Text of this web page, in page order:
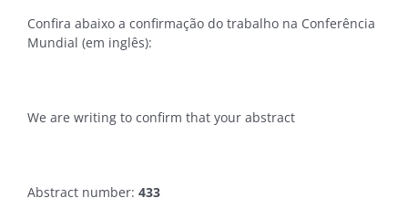
Confira abaixo a confirmação do trabalho na Conferência
Mundial (em inglês):
We are writing to confirm that your abstract
Abstract number: 433